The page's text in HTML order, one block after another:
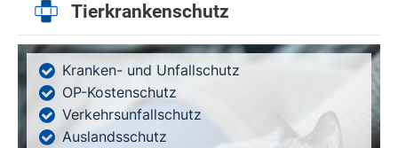
Tierkrankenschutz
Kranken- und Unfallschutz
OP-Kostenschutz
Verkehrsunfallschutz
Auslandsschutz